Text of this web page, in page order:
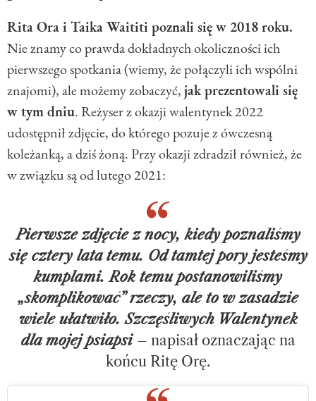
Rita Ora i Taika Waititi poznali się w 2018 roku.
Nie znamy co prawda dokładnych okoliczności ich
pierwszego spotkania (wiemy, że połączyli ich wspólni
znajomi), ale możemy zobaczyć,jak prezentowali się
w tym dniu. Reżyser z okazji walentynek 2022
udostępnił zdjęcie, do którego pozuje z ówczesną
koleżanką, a dziś żoną. Przy okazji zdradził również, że
w związku są od lutego 2021:
Pierwsze zdjęcie z nocy, kiedy poznaliśmy
się cztery lata temu. Od tamtej pory jesteśmy
kumplami. Rok temu postanowiliśmy
„skomplikować” rzeczy, ale to w zasadzie
wiele ułatwiło. Szczęśliwych Walentynek
dla mojej psiapsi – napisał oznaczając na
końcu Ritę Orę.